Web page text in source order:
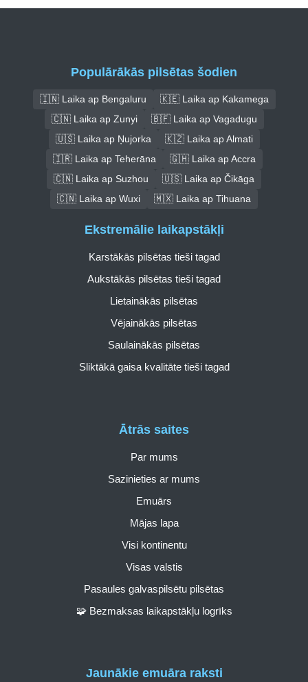
Populārākās pilsētas šodien
🇮🇳 Laika ap Bengaluru
🇰🇪 Laika ap Kakamega
🇨🇳 Laika ap Zunyi
🇧🇫 Laika ap Vagadugu
🇺🇸 Laika ap Ņujorka
🇰🇿 Laika ap Almati
🇮🇷 Laika ap Teherāna
🇬🇭 Laika ap Accra
🇨🇳 Laika ap Suzhou
🇺🇸 Laika ap Čikāga
🇨🇳 Laika ap Wuxi
🇲🇽 Laika ap Tihuana
Ātrās saites
Par mums
Sazinieties ar mums
Emuārs
Mājas lapa
Visi kontinentu
Visas valstis
Pasaules galvaspilsētu pilsētas
🧩 Bezmaksas laikapstākļu logrīks
Ekstremālie laikapstākļi
Karstākās pilsētas tieši tagad
Aukstākās pilsētas tieši tagad
Lietainākās pilsētas
Vējainākās pilsētas
Saulainākās pilsētas
Sliktākā gaisa kvalitāte tieši tagad
Jaunākie emuāra raksti